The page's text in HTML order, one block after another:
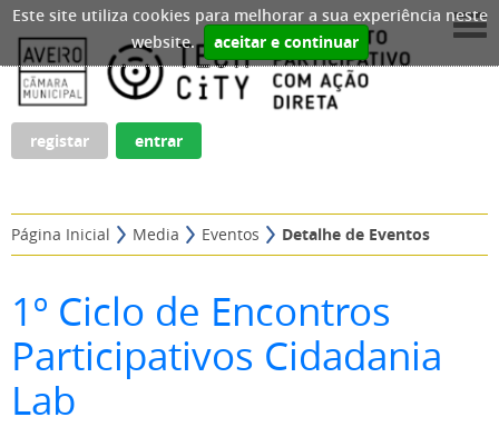
Este site utiliza cookies para melhorar a sua experiência neste
website.
aceitar e continuar
registar entrar
Página Inicial Media Eventos Detalhe de Eventos
1º Ciclo de Encontros
Participativos Cidadania
Lab